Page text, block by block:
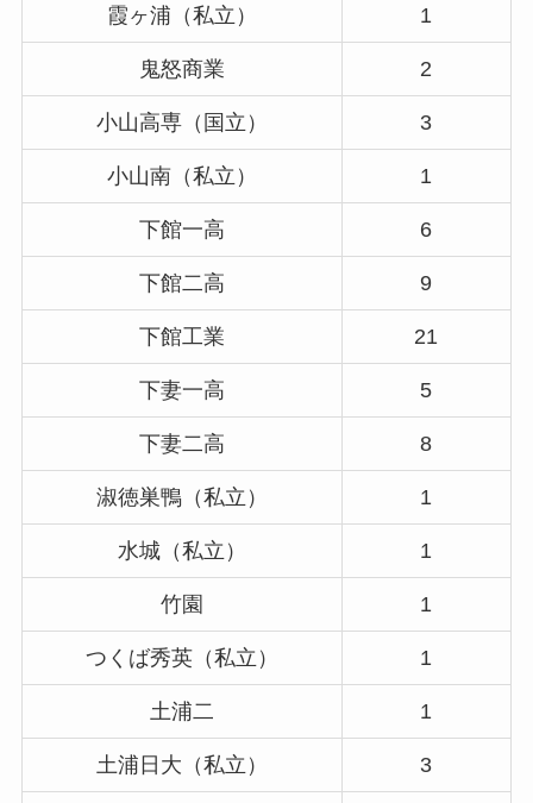
霞ヶ浦（私立） 1
鬼怒商業 2
小山高専（国立） 3
小山南（私立） 1
下館一高 6
下館二高 9
下館工業 21
下妻一高 5
下妻二高 8
淑徳巣鴨（私立） 1
水城（私立） 1
竹園 1
つくば秀英（私立） 1
土浦二 1
土浦日大（私立） 3